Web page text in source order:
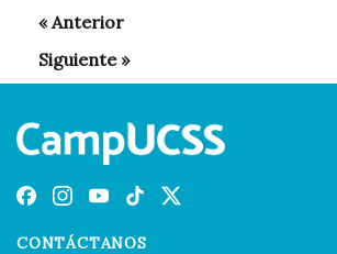
CONTÁCTANOS